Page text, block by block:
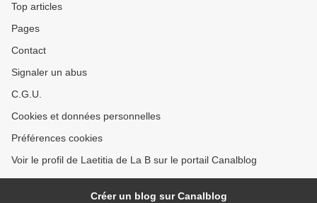
Top articles
Pages
Contact
Signaler un abus
C.G.U.
Cookies et données personnelles
Préférences cookies
Voir le profil de Laetitia de La B sur le portail Canalblog
Créer un blog sur Canalblog